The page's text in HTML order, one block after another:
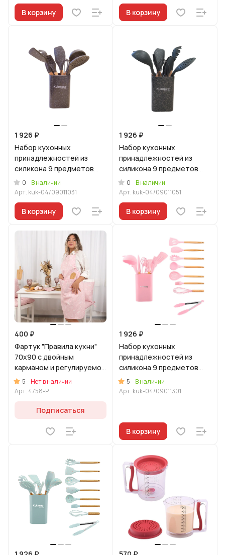
В корзину В корзину
1 926 ₽
Набор кухонных
принадлежностей из
силикона 9 предметов
Кофейный мрамор
0
В наличии
Арт. kuk-04/09011031
В корзину
1 926 ₽
Набор кухонных
принадлежностей из
силикона 9 предметов
Гранит оригинальный
0
В наличии
Арт. kuk-04/09011051
В корзину
400 ₽
Фартук "Правила кухни"
70х90 с двойным
карманом и регулируемой
бретелью (Соцветие)
5
Нет в наличии
Арт. 4758-Р
Подписаться
1 926 ₽
Набор кухонных
принадлежностей из
силикона 9 предметов
"Розовый"
5
В наличии
Арт. kuk-04/09011301
В корзину